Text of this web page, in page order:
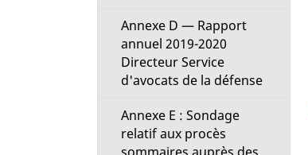
Annexe D — Rapport
annuel 2019-2020
Directeur Service
d'avocats de la défense
Annexe E : Sondage
relatif aux procès